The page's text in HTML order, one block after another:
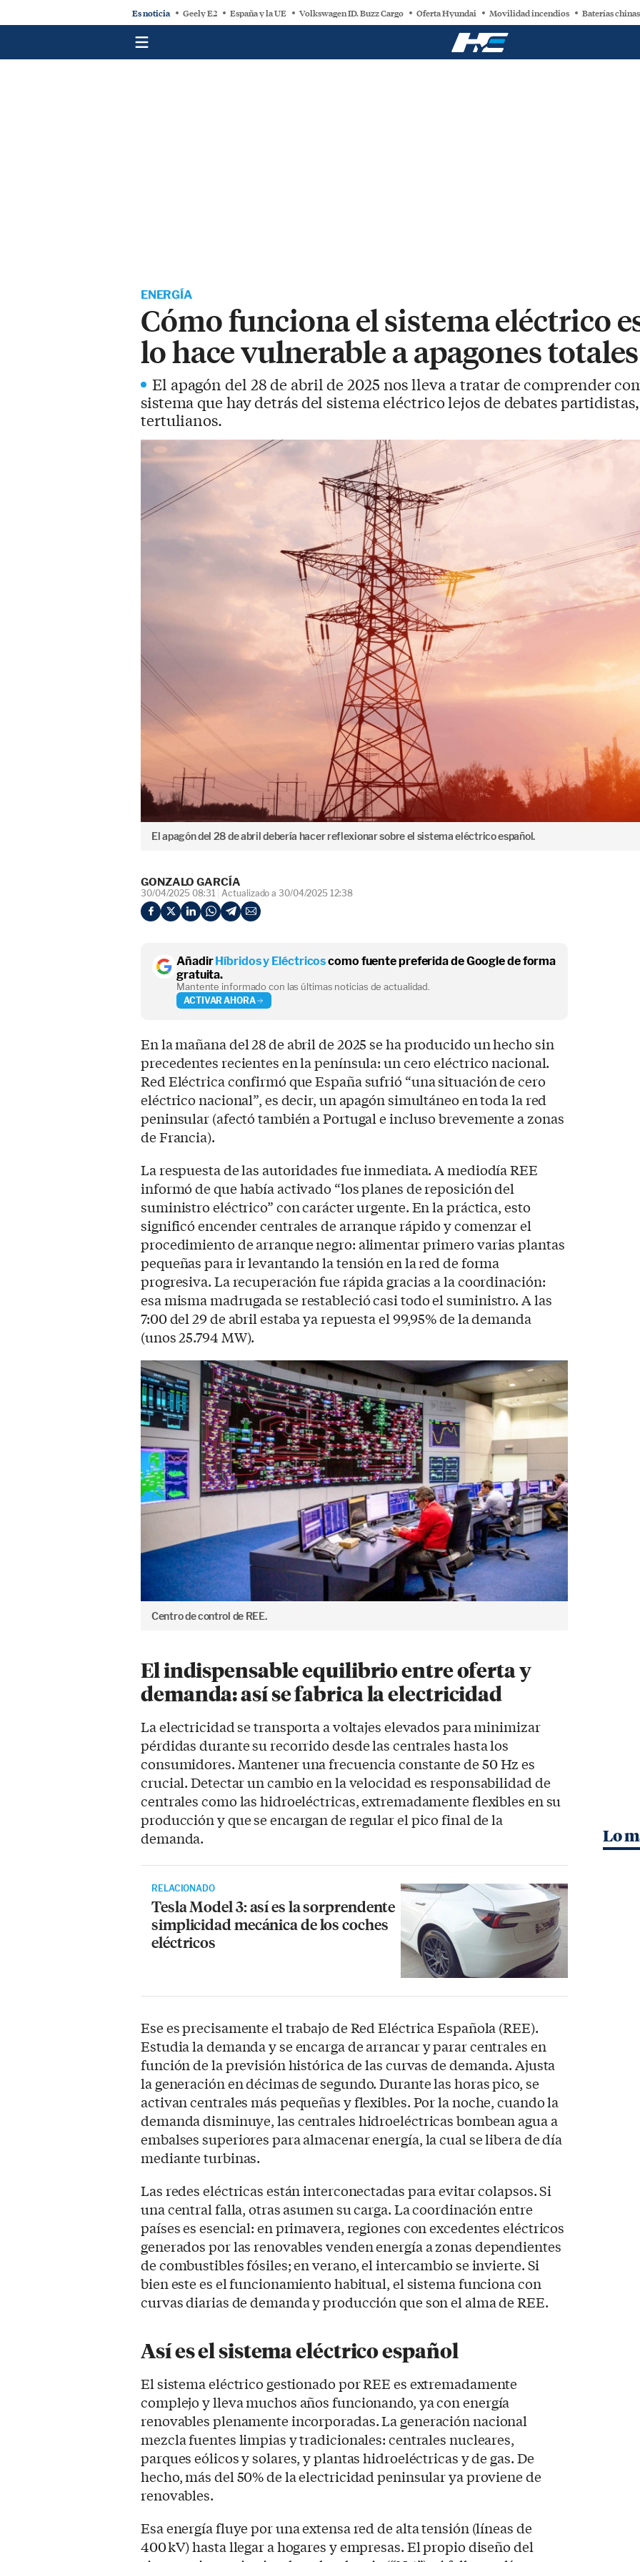
Es noticia Geely E2 España y la UE Volkswagen ID. Buzz Cargo Oferta Hyundai Movilidad incendios Baterías chinas
ENERGÍA
Cómo funciona el sistema eléctrico
lo hace vulnerable a apagones totales
El apagón del 28 de abril de 2025 nos lleva a tratar de comprender
sistema que hay detrás del sistema eléctrico lejos de debates
tertulianos.
El apagón del 28 de abril debería hacer reflexionar sobre el sistema eléctrico español.
GONZALO GARCÍA
30/04/2025 08:31 Actualizado a 30/04/2025 12:38
Añadir Híbridos y Eléctricoscomo fuente preferida de Google de forma
gratuita.
Mantente informado con las últimas noticias de actualidad.
ACTIVAR AHORA
En la mañana del 28 de abril de 2025 se ha producido un hecho sin
precedentes recientes en la península: un cero eléctrico nacional.
Red Eléctrica confirmó que España sufrió “una situación de cero
eléctrico nacional”, es decir, un apagón simultáneo en toda la red
peninsular (afectó también a Portugal e incluso brevemente a zonas
de Francia).
La respuesta de las autoridades fue inmediata. A mediodía REE
informó de que había activado “los planes de reposición del
suministro eléctrico” con carácter urgente. En la práctica, esto
significó encender centrales de arranque rápido y comenzar el
procedimiento de arranque negro: alimentar primero varias plantas
pequeñas para ir levantando la tensión en la red de forma
progresiva. La recuperación fue rápida gracias a la coordinación:
esa misma madrugada se restableció casi todo el suministro. A las
7:00 del 29 de abril estaba ya repuesta el 99,95% de la demanda
(unos 25.794 MW).
Centro de control de REE.
El indispensable equilibrio entre oferta y
demanda: así se fabrica la electricidad
La electricidad se transporta a voltajes elevados para minimizar
pérdidas durante su recorrido desde las centrales hasta los
consumidores. Mantener una frecuencia constante de 50 Hz es
crucial. Detectar un cambio en la velocidad es responsabilidad de
centrales como las hidroeléctricas, extremadamente flexibles en su
producción y que se encargan de regular el pico final de la
demanda.
RELACIONADO
Tesla Model 3: así es la sorprendente
simplicidad mecánica de los coches
eléctricos
Ese es precisamente el trabajo de Red Eléctrica Española (REE).
Estudia la demanda y se encarga de arrancar y parar centrales en
función de la previsión histórica de las curvas de demanda. Ajusta
la generación en décimas de segundo. Durante las horas pico, se
activan centrales más pequeñas y flexibles. Por la noche, cuando la
demanda disminuye, las centrales hidroeléctricas bombean agua a
embalses superiores para almacenar energía, la cual se libera de día
mediante turbinas.
Las redes eléctricas están interconectadas para evitar colapsos. Si
una central falla, otras asumen su carga. La coordinación entre
países es esencial: en primavera, regiones con excedentes eléctricos
generados por las renovables venden energía a zonas dependientes
de combustibles fósiles; en verano, el intercambio se invierte. Si
bien este es el funcionamiento habitual, el sistema funciona con
curvas diarias de demanda y producción que son el alma de REE.
Así es el sistema eléctrico español
El sistema eléctrico gestionado por REE es extremadamente
complejo y lleva muchos años funcionando, ya con energía
renovables plenamente incorporadas. La generación nacional
mezcla fuentes limpias y tradicionales: centrales nucleares,
parques eólicos y solares, y plantas hidroeléctricas y de gas. De
hecho, más del 50% de la electricidad peninsular ya proviene de
renovables.
Esa energía fluye por una extensa red de alta tensión (líneas de
400 kV) hasta llegar a hogares y empresas. El propio diseño del
Lo